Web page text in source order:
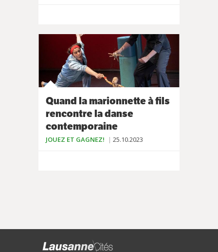
Quand la marionnette à fils
rencontre la danse
contemporaine
JOUEZ ET GAGNEZ! 25.10.2023